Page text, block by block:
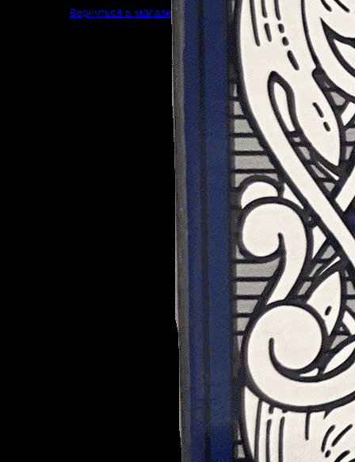
Вернуться в магазин